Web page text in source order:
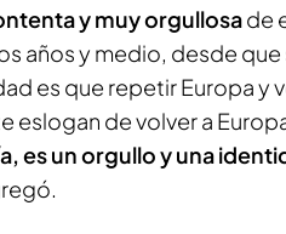
y muy orgullosade
años y medio, desde que
es que repetir Europa y
eslogan de volver a
es un orgullo y una